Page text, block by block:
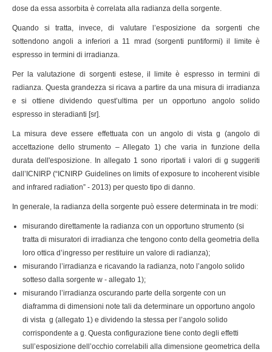
dose da essa assorbita è correlata alla radianza della sorgente.
Quando si tratta, invece, di valutare l’esposizione da sorgenti che
sottendono angoli a inferiori a 11 mrad (sorgenti puntiformi) il limite è
espresso in termini di irradianza.
Per la valutazione di sorgenti estese, il limite è espresso in termini di
radianza. Questa grandezza si ricava a partire da una misura di irradianza
e si ottiene dividendo quest’ultima per un opportuno angolo solido
espresso in steradianti [sr].
La misura deve essere effettuata con un angolo di vista g (angolo di
accettazione dello strumento – Allegato 1) che varia in funzione della
durata dell'esposizione. In allegato 1 sono riportati i valori di g suggeriti
dall’ICNIRP (“ICNIRP Guidelines on limits of exposure to incoherent visible
and infrared radiation” - 2013) per questo tipo di danno.
In generale, la radianza della sorgente può essere determinata in tre modi:
misurando direttamente la radianza con un opportuno strumento (si
tratta di misuratori di irradianza che tengono conto della geometria della
loro ottica d’ingresso per restituire un valore di radianza);
misurando l’irradianza e ricavando la radianza, noto l’angolo solido
sotteso dalla sorgente w - allegato 1);
misurando l’irradianza oscurando parte della sorgente con un
diaframma di dimensioni note tali da determinare un opportuno angolo
di vista g (allegato 1) e dividendo la stessa per l’angolo solido
corrispondente a g. Questa configurazione tiene conto degli effetti
sull’esposizione dell’occhio correlabili alla dimensione geometrica della